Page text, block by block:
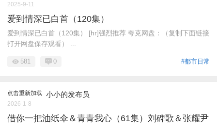
2025-9-11
爱到情深已白首（120集）
爱到情深已白首（120集） [hr]强烈推荐 夸克网盘：（复制下面链接
打开网盘保存观看） ...
#都市日常
581 0
点击重新加载 小小的发布员
2026-1-8
借你一把油纸伞＆青青我心（61集）刘碑歌＆张耀尹